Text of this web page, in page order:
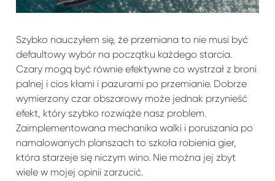
Szybko nauczyłem się, że przemiana to nie musi być
defaultowy wybór na początku każdego starcia.
Czary mogą być równie efektywne co wystrzał z broni
palnej i cios kłami i pazurami po przemianie. Dobrze
wymierzony czar obszarowy może jednak przynieść
efekt, który szybko rozwiąże nasz problem.
Zaimplementowana mechanika walki i poruszania po
namalowanych planszach to szkoła robienia gier,
która starzeje się niczym wino. Nie można jej zbyt
wiele w mojej opinii zarzucić.